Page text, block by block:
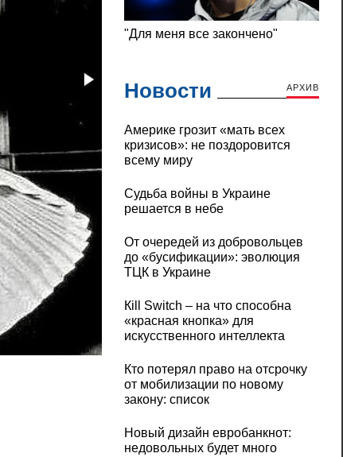
Мэрилин Монро и Джон Кеннеди
Новости АРХИВ
Америке грозит «мать всех
кризисов»: не поздоровится
всему миру
Судьба войны в Украине
решается в небе
От очередей из добровольцев
до «бусификации»: эволюция
ТЦК в Украине
Кill Switch – на что способна
«красная кнопка» для
искусственного интеллекта
Кто потерял право на отсрочку
от мобилизации по новому
закону: список
Новый дизайн евробанкнот:
недовольных будет много